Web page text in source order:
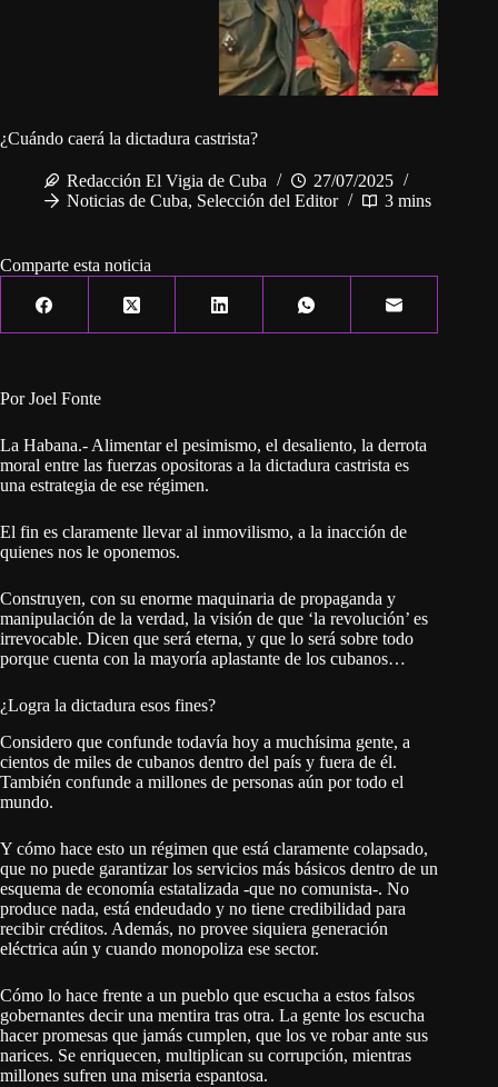
¿Cuándo caerá la dictadura castrista?
Redacción El Vigia de Cuba
27/07/2025
Noticias de Cuba, Selección del Editor 3 mins
Comparte esta noticia
Por Joel Fonte
La Habana.- Alimentar el pesimismo, el desaliento, la derrota
moral entre las fuerzas opositoras a la dictadura castrista es
una estrategia de ese régimen.
El fin es claramente llevar al inmovilismo, a la inacción de
quienes nos le oponemos.
Construyen, con su enorme maquinaria de propaganda y
manipulación de la verdad, la visión de que ‘la revolución’ es
irrevocable. Dicen que será eterna, y que lo será sobre todo
porque cuenta con la mayoría aplastante de los cubanos…
¿Logra la dictadura esos fines?
Considero que confunde todavía hoy a muchísima gente, a
cientos de miles de cubanos dentro del país y fuera de él.
También confunde a millones de personas aún por todo el
mundo.
Y cómo hace esto un régimen que está claramente colapsado,
que no puede garantizar los servicios más básicos dentro de un
esquema de economía estatalizada -que no comunista-. No
produce nada, está endeudado y no tiene credibilidad para
recibir créditos. Además, no provee siquiera generación
eléctrica aún y cuando monopoliza ese sector.
Cómo lo hace frente a un pueblo que escucha a estos falsos
gobernantes decir una mentira tras otra. La gente los escucha
hacer promesas que jamás cumplen, que los ve robar ante sus
narices. Se enriquecen, multiplican su corrupción, mientras
millones sufren una miseria espantosa.